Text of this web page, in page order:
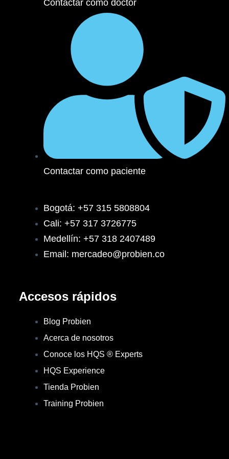
Contactar como doctor
Contactar como paciente
Bogotá: +57 315 5808804
Cali: +57 317 3726775
Medellín: +57 318 2407489
Email: mercadeo@probien.co
Accesos rápidos
Blog Probien
Acerca de nosotros
Conoce los HQS ® Experts
HQS Experience
Tienda Probien
Training Probien